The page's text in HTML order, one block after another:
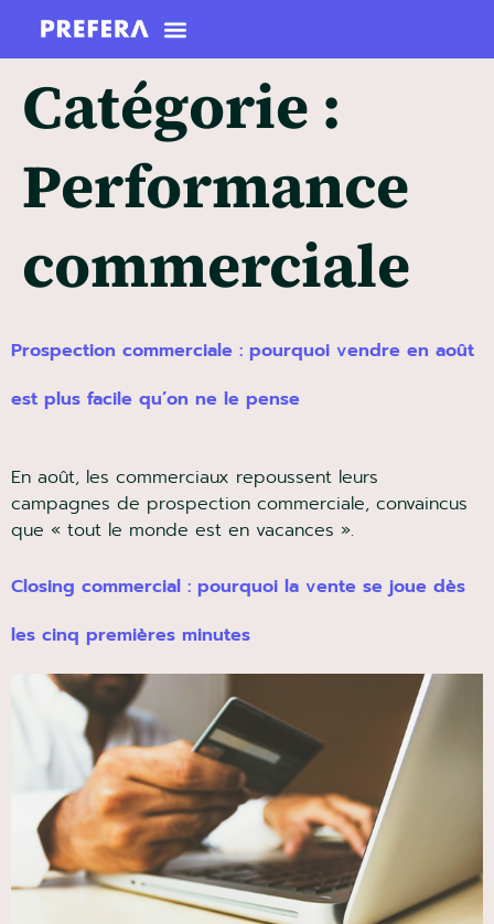
Catégorie :
Performance
commerciale
Prospection commerciale : pourquoi vendre en août
est plus facile qu’on ne le pense
En août, les commerciaux repoussent leurs
campagnes de prospection commerciale, convaincus
que « tout le monde est en vacances ».
Closing commercial : pourquoi la vente se joue dès
les cinq premières minutes